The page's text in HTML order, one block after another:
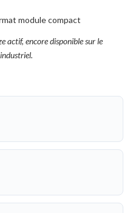
module compact
actif, encore disponible sur le